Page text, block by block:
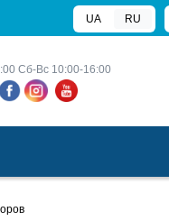
UA RU
Сб-Вс 10:00-16:00